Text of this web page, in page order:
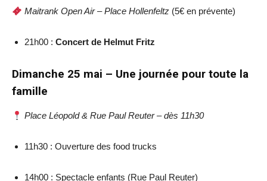
Maitrank Open Air – Place Hollenfeltz (5€ en prévente)
21h00 : Concert de Helmut Fritz
Dimanche 25 mai – Une journée pour toute la
famille
Place Léopold & Rue Paul Reuter – dès 11h30
11h30 : Ouverture des food trucks
14h00 : Spectacle enfants (Rue Paul Reuter)